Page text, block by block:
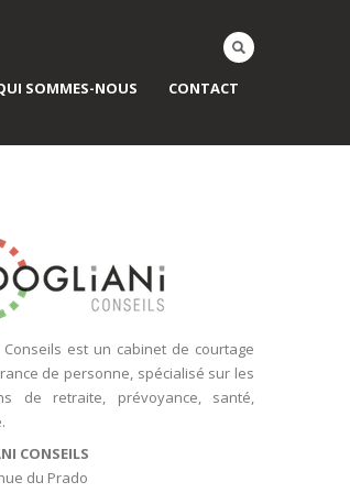
SOMMES-NOUS CONTACT
Conseils est un cabinet de courtage
de personne, spécialisé sur les
de retraite, prévoyance, santé,
CONSEILS
du Prado